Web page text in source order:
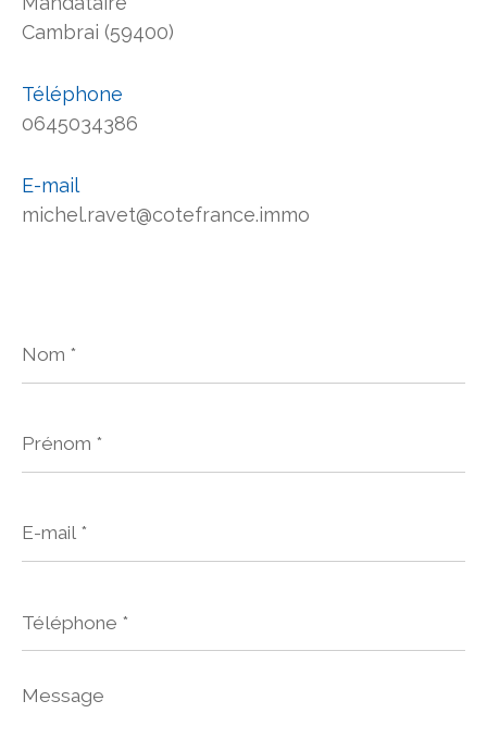
Cambrai (59400)
Téléphone
0645034386
E-mail
michel.ravet@cotefrance.immo
*
*
mail
*
Message